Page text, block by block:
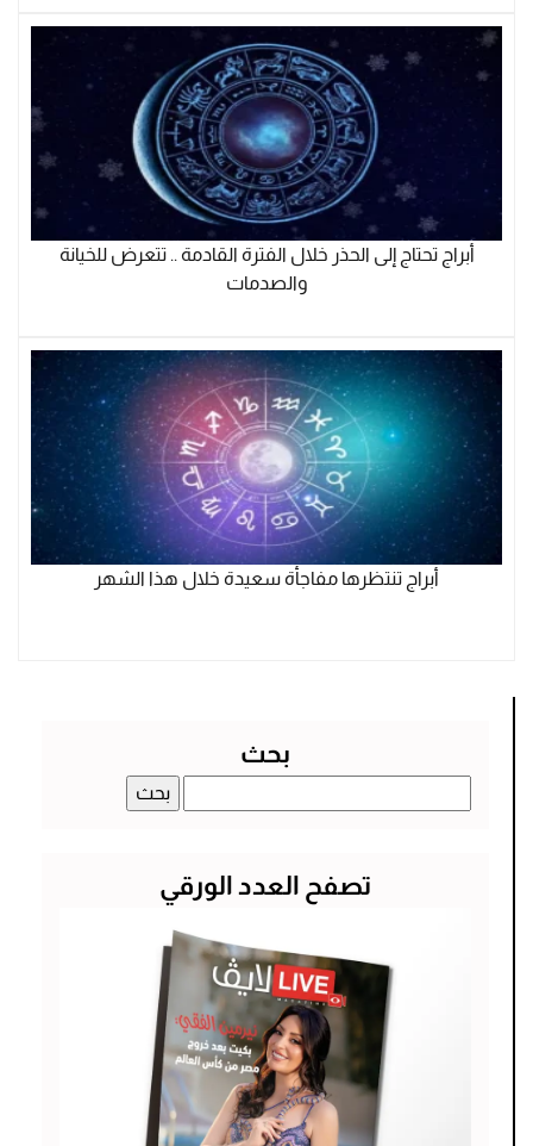
أبراج تحتاج إلى الحذر خلال الفترة القادمة .. تتعرض للخيانة
والصدمات
أبراج تنتظرها مفاجأة سعيدة خلال هذا الشهر
بحث
عن:
تصفح العدد الورقي